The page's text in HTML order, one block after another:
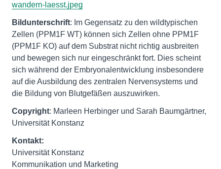
wandern-laesst.jpeg
Bildunterschrift: Im Gegensatz zu den wildtypischen
Zellen (PPM1F WT) können sich Zellen ohne PPM1F
(PPM1F KO) auf dem Substrat nicht richtig ausbreiten
und bewegen sich nur eingeschränkt fort. Dies scheint
sich während der Embryonalentwicklung insbesondere
auf die Ausbildung des zentralen Nervensystems und
die Bildung von Blutgefäßen auszuwirken.
Copyright: Marleen Herbinger und Sarah Baumgärtner,
Universität Konstanz
Kontakt:
Universität Konstanz
Kommunikation und Marketing